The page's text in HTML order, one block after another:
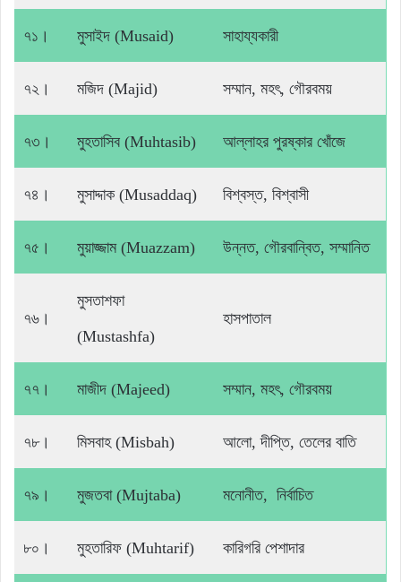
৭১। মুসাইদ (Musaid) সাহায্যকারী
৭২। মজিদ (Majid) সম্মান, মহৎ, গৌরবময়
৭৩। মুহতাসিব (Muhtasib) আল্লাহর পুরষ্কার খোঁজে
৭৪। মুসাদ্দাক (Musaddaq) বিশ্বস্ত, বিশ্বাসী
৭৫। মুয়াজ্জাম (Muazzam) উন্নত, গৌরবান্বিত, সম্মানিত
৭৬।
মুসতাশফা
(Mustashfa)
হাসপাতাল
৭৭। মাজীদ (Majeed) সম্মান, মহৎ, গৌরবময়
৭৮। মিসবাহ (Misbah) আলো, দীপ্তি, তেলের বাতি
৭৯। মুজতবা (Mujtaba) মনোনীত, নির্বাচিত
৮০। মুহতারিফ (Muhtarif) কারিগরি পেশাদার